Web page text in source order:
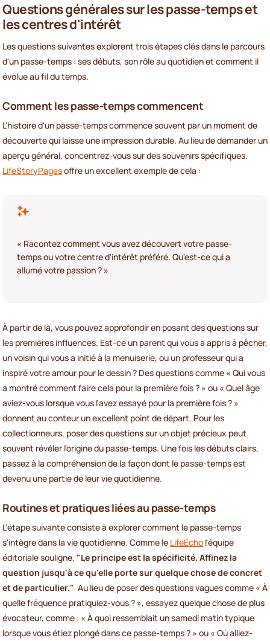
Questions générales sur les passe-temps et
les centres d'intérêt
Les questions suivantes explorent trois étapes clés dans le parcours
d'un passe-temps : ses débuts, son rôle au quotidien et comment il
évolue au fil du temps.
Comment les passe-temps commencent
L'histoire d'un passe-temps commence souvent par un moment de
découverte qui laisse une impression durable. Au lieu de demander un
aperçu général, concentrez-vous sur des souvenirs spécifiques.
LifeStoryPagesoffre un excellent exemple de cela :
« Racontez comment vous avez découvert votre passe-
temps ou votre centre d'intérêt préféré. Qu'est-ce qui a
allumé votre passion ? »
À partir de là, vous pouvez approfondir en posant des questions sur
les premières influences. Est-ce un parent qui vous a appris à pêcher,
un voisin qui vous a initié à la menuiserie, ou un professeur qui a
inspiré votre amour pour le dessin ? Des questions comme « Qui vous
a montré comment faire cela pour la première fois ? » ou « Quel âge
aviez-vous lorsque vous l'avez essayé pour la première fois ? »
donnent au conteur un excellent point de départ. Pour les
collectionneurs, poser des questions sur un objet précieux peut
souvent révéler l'origine du passe-temps. Une fois les débuts clairs,
passez à la compréhension de la façon dont le passe-temps est
devenu une partie de leur vie quotidienne.
Routines et pratiques liées au passe-temps
L'étape suivante consiste à explorer comment le passe-temps
s'intègre dans la vie quotidienne. Comme le LifeEcho l'équipe
éditoriale souligne, "Le principe est la spécificité. Affinez la
question jusqu'à ce qu'elle porte sur quelque chose de concret
et de particulier." Au lieu de poser des questions vagues comme « À
quelle fréquence pratiquiez-vous ? », essayez quelque chose de plus
évocateur, comme : « À quoi ressemblait un samedi matin typique
lorsque vous étiez plongé dans ce passe-temps ? » ou « Où alliez-